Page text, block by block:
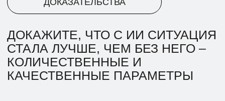
ГДЕ ИИ НЕ СПРАВЛЯЕТСЯ И НЕ
ЭТИКА